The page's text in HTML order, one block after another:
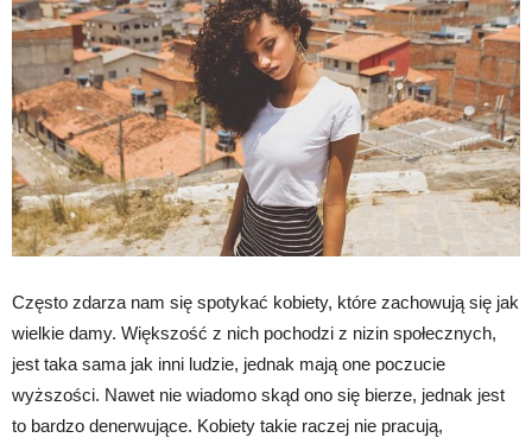
Często zdarza nam się spotykać kobiety, które zachowują się jak
wielkie damy. Większość z nich pochodzi z nizin społecznych,
jest taka sama jak inni ludzie, jednak mają one poczucie
wyższości. Nawet nie wiadomo skąd ono się bierze, jednak jest
to bardzo denerwujące. Kobiety takie raczej nie pracują,